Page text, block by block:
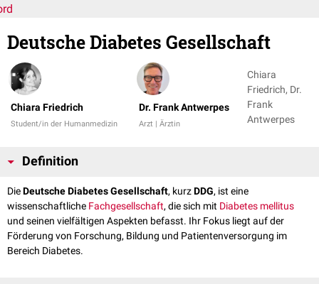
Deutsche Diabetes Gesellschaft
Chiara Friedrich
Student/in der Humanmedizin
Dr. Frank Antwerpes
Arzt | Ärztin
Chiara
Friedrich, Dr.
Frank
Antwerpes
Definition
DieDeutsche Diabetes Gesellschaft, kurzDDG, ist eine
wissenschaftliche Fachgesellschaft, die sich mit Diabetes mellitus
und seinen vielfältigen Aspekten befasst. Ihr Fokus liegt auf der
Förderung von Forschung, Bildung und Patientenversorgung im
Bereich Diabetes.